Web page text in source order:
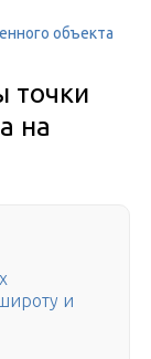
объекта
точки
на
и